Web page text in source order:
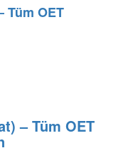
Tüm OET
– Tüm OET